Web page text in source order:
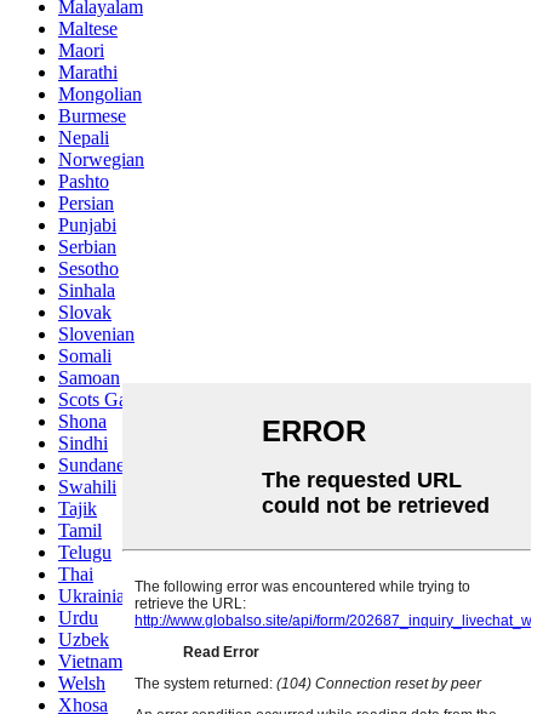
Malayalam
Maltese
Maori
Marathi
Mongolian
Burmese
Nepali
Norwegian
Pashto
Persian
Punjabi
Serbian
Sesotho
Sinhala
Slovak
Slovenian
Somali
Samoan
Scots Gaelic
Shona
Sindhi
Sundanese
Swahili
Tajik
Tamil
Telugu
Thai
Ukrainian
Urdu
Uzbek
Vietnamese
Welsh
Xhosa